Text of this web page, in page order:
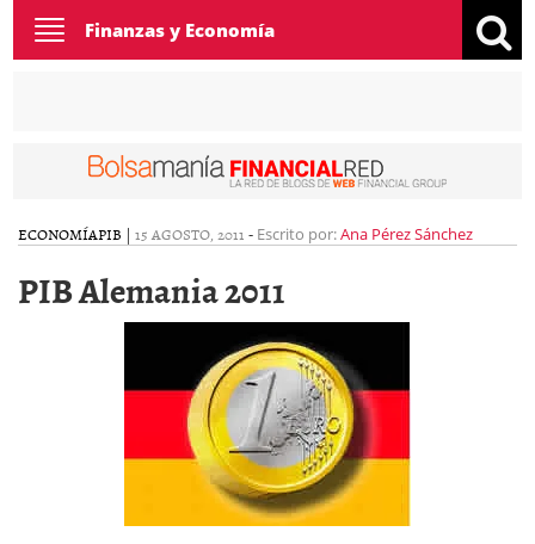
Toggle
navigation
Finanzas y Economía
ECONOMÍAPIB | 15 AGOSTO, 2011 - Escrito por:Ana Pérez Sánchez
PIB Alemania 2011